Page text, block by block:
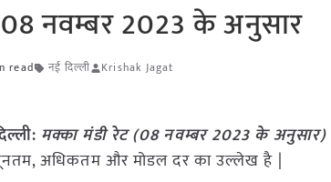
नवम्बर 2023 के अनुसार
read नई दिल्ली Krishak Jagat
मक्कामंडी रेट (08 नवम्बर2023 के अनुसार)
अधिकतम और मोडल दर का उल्लेख है |